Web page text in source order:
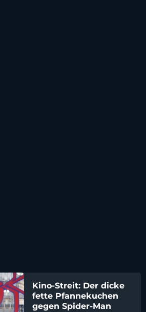
Kino-Streit: Der dicke
fette Pfannekuchen
gegen Spider-Man